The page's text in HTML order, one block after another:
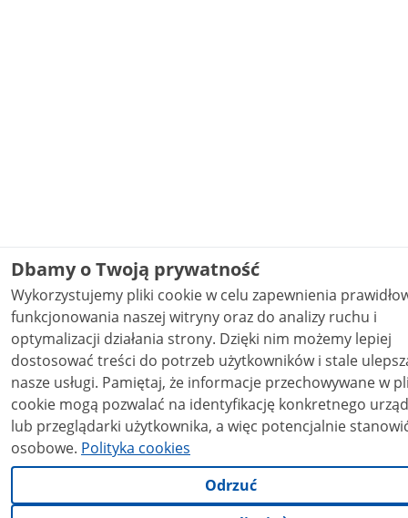
Dbamy o Twoją prywatność
Wykorzystujemy pliki cookie w celu zapewnienia
funkcjonowania naszej witryny oraz do analizy ruchu i
optymalizacji działania strony. Dzięki nim możemy lepiej
dostosować treści do potrzeb użytkowników i stale
nasze usługi. Pamiętaj, że informacje przechowywane w plikach
cookie mogą pozwalać na identyfikację konkretnego
lub przeglądarki użytkownika, a więc potencjalnie
osobowe. Polityka cookies
Odrzuć